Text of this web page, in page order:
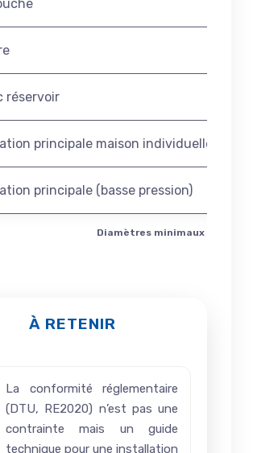
Diamètres minimaux par type
réservoir
principale maison individuelle
principale (basse pression)
À RETENIR
La conformité réglementaire
(DTU, RE2020) n’est pas une
contrainte mais un guide
technique pour une installation